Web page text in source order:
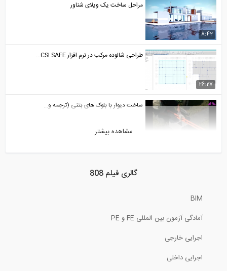
8:42
مراحل ساخت یک ویلای شناور
26:27
طراحی شالوده مرکب در نرم افزار CSI SAFE...
ساخت دیوار با بلوک های بتنی (ترجمه و...
44:26
مشاهده بیشتر
گالری فیلم 808
BIM
آمادگی آزمون بین المللی FE و PE
اجرایی خارجی
اجرایی داخلی